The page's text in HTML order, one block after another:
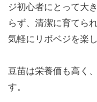
ジ初心者にとって大
らず、清潔に育てら
気軽にリボベジを楽
豆苗は栄養価も高く
す。